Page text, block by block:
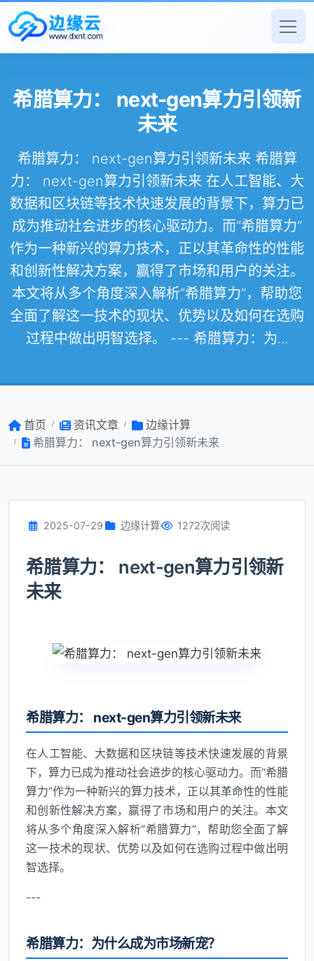
希腊算力： next-gen算力引领新
未来
希腊算力： next-gen算力引领新未来 希腊算
力： next-gen算力引领新未来 在人工智能、大
数据和区块链等技术快速发展的背景下，算力已
成为推动社会进步的核心驱动力。而“希腊算力”
作为一种新兴的算力技术，正以其革命性的性能
和创新性解决方案，赢得了市场和用户的关注。
本文将从多个角度深入解析“希腊算力”，帮助您
全面了解这一技术的现状、优势以及如何在选购
过程中做出明智选择。 --- 希腊算力：为...
首页 资讯文章
边缘计算
希腊算力： next-gen算力引领新未来
2025-07-29 边缘计算 1272次阅读
希腊算力： next-gen算力引领新
未来
希腊算力： next-gen算力引领新未来
在人工智能、大数据和区块链等技术快速发展的背景
下，算力已成为推动社会进步的核心驱动力。而“希腊
算力”作为一种新兴的算力技术，正以其革命性的性能
和创新性解决方案，赢得了市场和用户的关注。本文
将从多个角度深入解析“希腊算力”，帮助您全面了解
这一技术的现状、优势以及如何在选购过程中做出明
智选择。
---
希腊算力：为什么成为市场新宠？